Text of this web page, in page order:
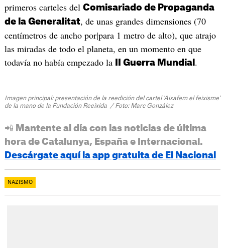
primeros carteles del Comisariado de Propaganda
de la Generalitat, de unas grandes dimensiones (70
centímetros de ancho por|para 1 metro de alto), que atrajo
las miradas de todo el planeta, en un momento en que
todavía no había empezado la
II Guerra Mundial .
Imagen principal: presentación de la reedición del cartel 'Aixafem el feixisme'
de la mano de la Fundación Reeixida / Foto: Marc González
📲 Mantente al día con las noticias de última
hora de Catalunya, España e Internacional.
Descárgate aquí la app gratuita de El Nacional
NAZISMO